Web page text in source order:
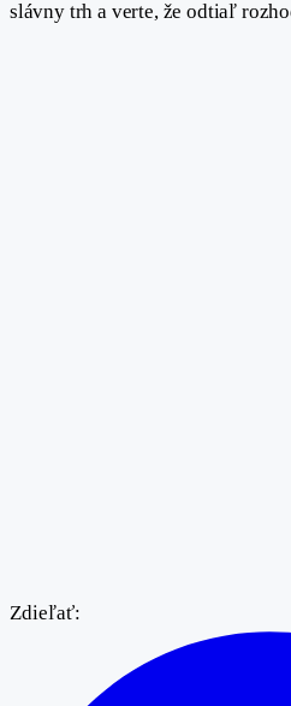
slávny trh a verte, že odtiaľ
Zdieľať: